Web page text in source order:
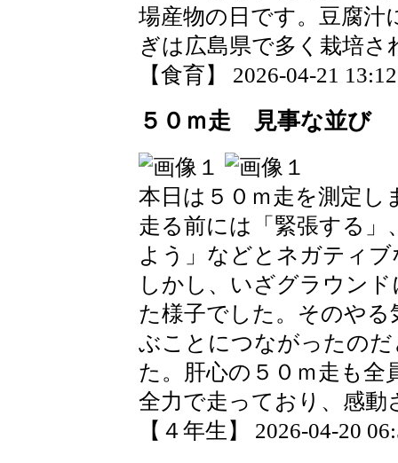
場産物の日です。豆腐
ぎは広島県で多く栽培さ
【食育】 2026-04-21
５０ｍ走 見事な並び
本日は５０ｍ走を測定し
走る前には「緊張する
よう」などとネガティ
しかし、いざグラウン
た様子でした。そのや
ぶことにつながったの
た。肝心の５０ｍ走も全
全力で走っており、感動
【４年生】 2026-04-20